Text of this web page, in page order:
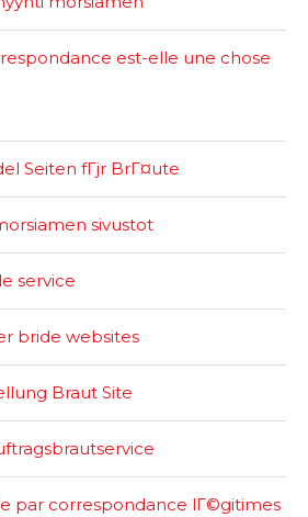
est-elle une chose
Seiten fГјr BrГ¤ute
sivustot
service
bride websites
Braut Site
par correspondance lГ©gitimes